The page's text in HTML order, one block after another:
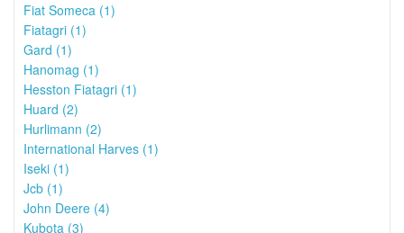
Fiat Someca (1)
Fiatagri (1)
Gard (1)
Hanomag (1)
Hesston Fiatagri (1)
Huard (2)
Hurlimann (2)
International Harves (1)
Iseki (1)
Jcb (1)
John Deere (4)
Kubota (3)